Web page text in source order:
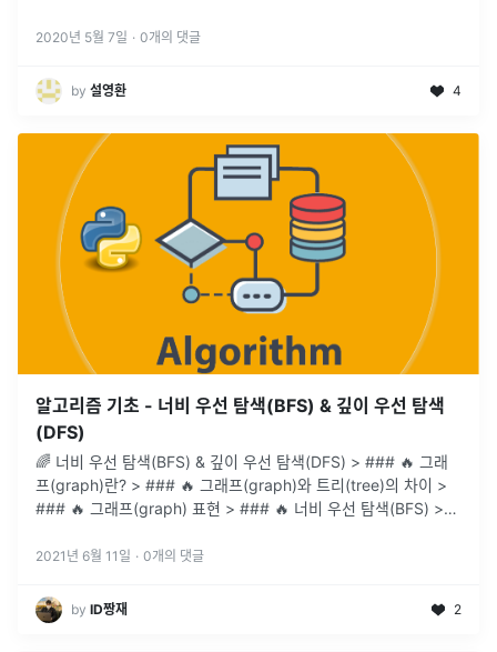
(vertex), 엣...
2020년 5월 7일 · 0개의 댓글
by 설영환 4
알고리즘 기초 - 너비 우선 탐색(BFS) & 깊이 우선 탐색
(DFS)
🌈 너비 우선 탐색(BFS) & 깊이 우선 탐색(DFS) > ### 🔥 그래
프(graph)란? > ### 🔥 그래프(graph)와 트리(tree)의 차이 >
### 🔥 그래프(graph) 표현 > ### 🔥 너비 우선 탐색(BFS) >
2021년 6월 11일 · 0개의 댓글
by ID짱재 2